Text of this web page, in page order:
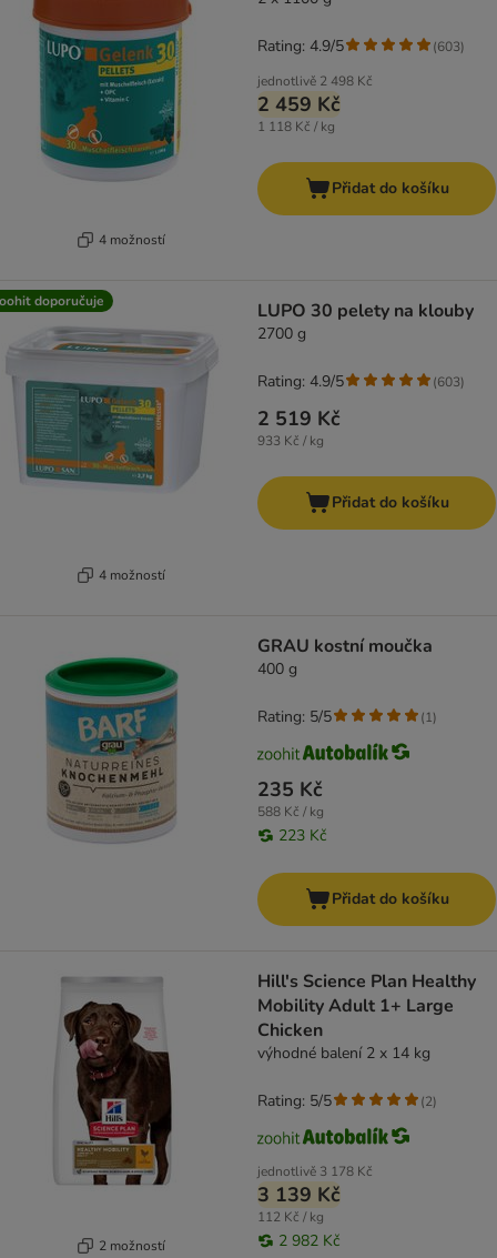
4 možností
jednotlivě 2 498 Kč
2 459 Kč
1 118 Kč / kg
Rating: 4.9/5 (603)
Přidat do košíku
doporučuje
4 možností
LUPO 30 pelety na klouby
2700 g
2 519 Kč
933 Kč / kg
Rating: 4.9/5 (603)
Přidat do košíku
GRAU kostní moučka
400 g
235 Kč
588 Kč / kg
223 Kč
Rating: 5/5 (1)
Přidat do košíku
2 možností
Hill's Science Plan Healthy
Mobility Adult 1+ Large
Chicken
výhodné balení 2 x 14 kg
jednotlivě 3 178 Kč
3 139 Kč
112 Kč / kg
2 982 Kč
Rating: 5/5 (2)